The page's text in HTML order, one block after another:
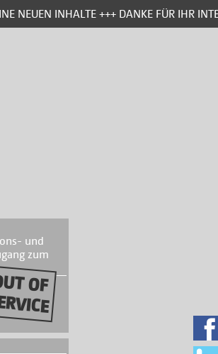
NEUEN INHALTE +++ DANKE FÜR IHR
und
zum
OF